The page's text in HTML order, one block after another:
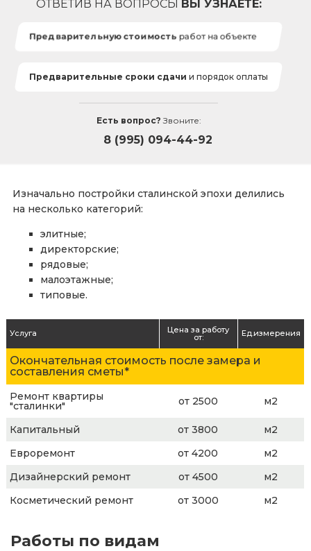
ОТВЕТИВ НА ВОПРОСЫ ВЫ УЗНАЕТЕ:
Предварительную стоимость работ на объекте
Предварительные сроки сдачи и порядок оплаты
Есть вопрос? Звоните:
8 (995) 094-44-92
Изначально постройки сталинской эпохи делились
на несколько категорий:
элитные;
директорские;
рядовые;
малоэтажные;
типовые.
Услуга Цена за работу
от: Ед.измерения
Окончательная стоимость после замера и
составления сметы*
Ремонт квартиры
"сталинки" от 2500 м2
Капитальный от 3800
м2
Евроремонт
от 4200
м2
Дизайнерский ремонт
от 4500
м2
Косметический ремонт
от 3000 м2
Работы по видам